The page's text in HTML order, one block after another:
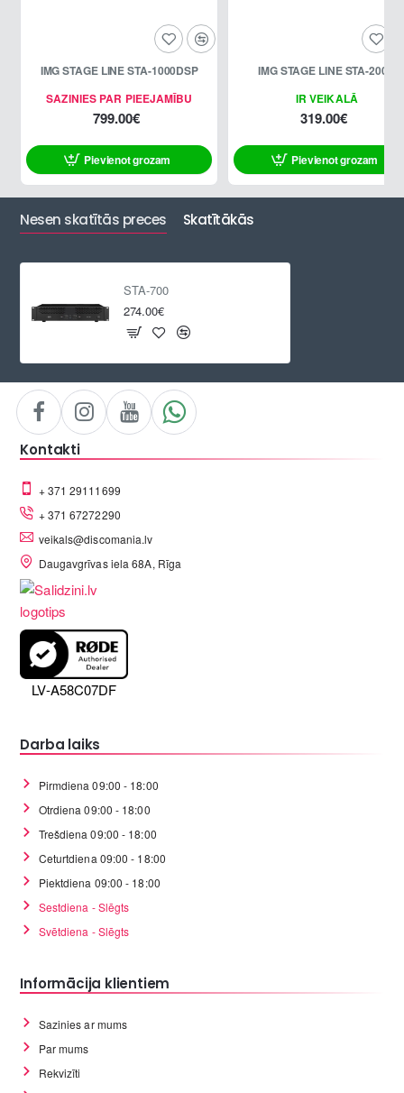
SAZINIES PAR PIEEJAMĪBU
IMG STAGE LINE STA-1000DSP
799.00€
Pievienot grozam
IR VEIKALĀ
IMG STAGE LINE STA-200D
319.00€
Pievienot grozam
Nesen skatītās preces Skatītākās
STA-700
274.00€
Kontakti
+ 371 29111699
+ 371 67272290
veikals@discomania.lv
Daugavgrīvas iela 68A, Rīga
LV-A58C07DF
Darba laiks
Pirmdiena 09:00 - 18:00
Otrdiena 09:00 - 18:00
Trešdiena 09:00 - 18:00
Ceturtdiena 09:00 - 18:00
Piektdiena 09:00 - 18:00
Sestdiena - Slēgts
Svētdiena - Slēgts
Informācija klientiem
Sazinies ar mums
Par mums
Rekvizīti